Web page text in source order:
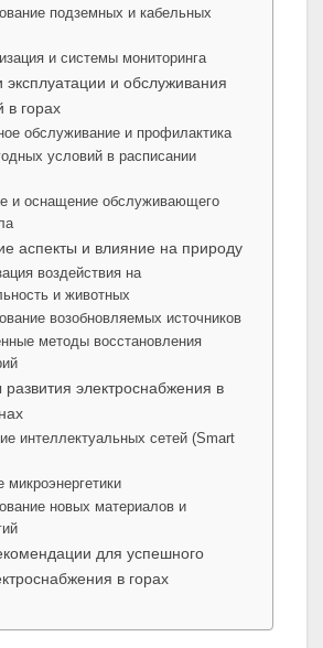
подземных и кабельных
и системы мониторинга
эксплуатации и обслуживания
в горах
обслуживание и профилактика
условий в расписании
и оснащение обслуживающего
аспекты и влияние на природу
воздействия на
и животных
возобновляемых источников
методы восстановления
развития электроснабжения в
интеллектуальных сетей (Smart
микроэнергетики
новых материалов и
для успешного
в горах